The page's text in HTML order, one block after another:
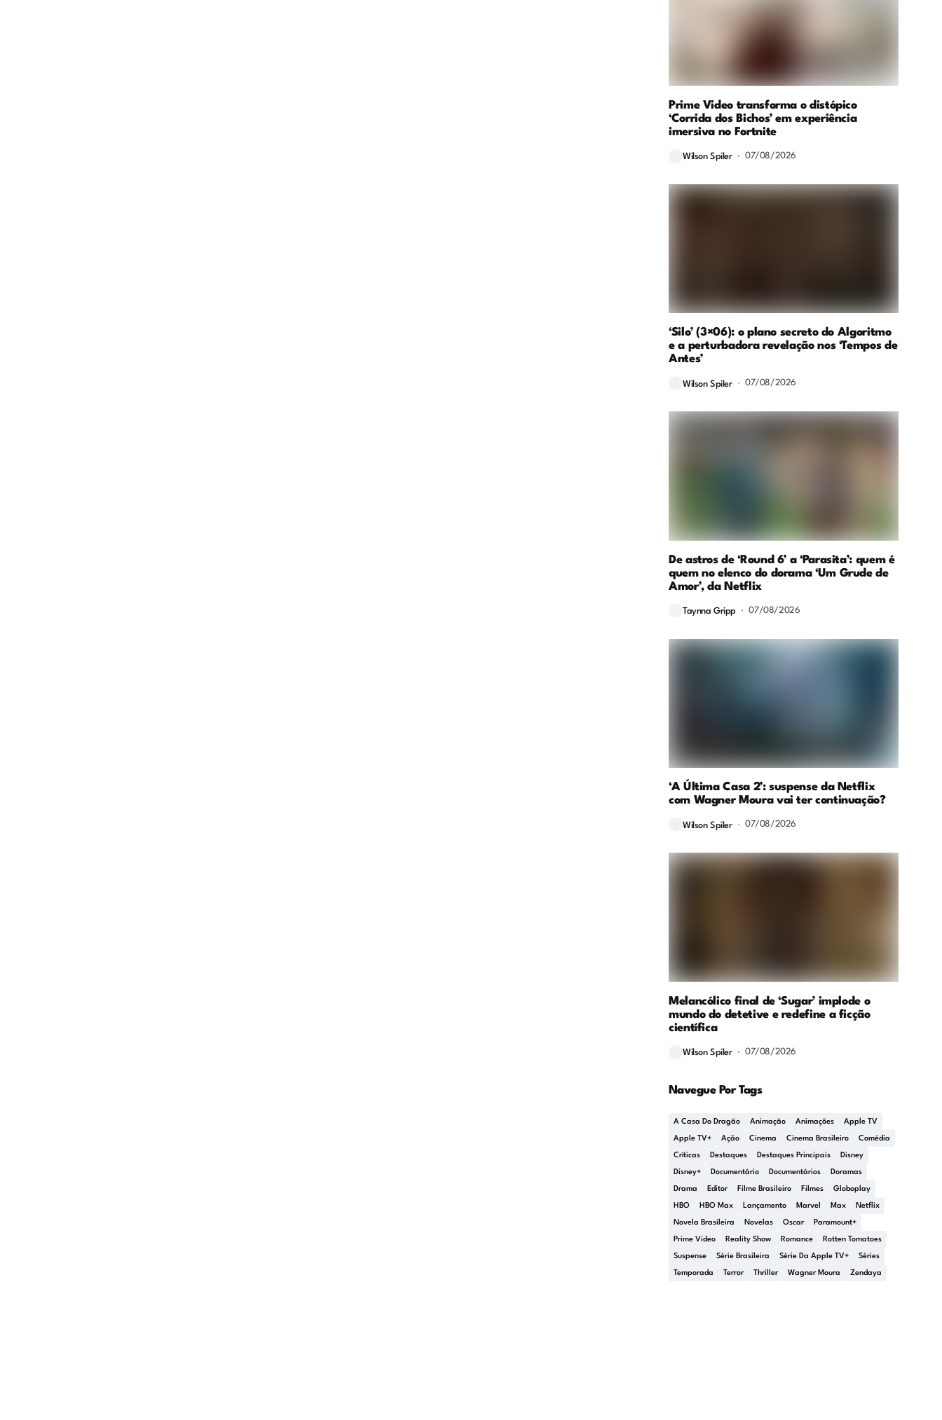
Prime Video transforma o distópico
‘Corrida dos Bichos’ em experiência
imersiva no Fortnite
Wilson Spiler 07/08/2026
‘Silo’ (3×06): o plano secreto do Algoritmo
e a perturbadora revelação nos ‘Tempos de
Antes’
Wilson Spiler 07/08/2026
De astros de ‘Round 6’ a ‘Parasita’: quem é
quem no elenco do dorama ‘Um Grude de
Amor’, da Netflix
Taynna Gripp 07/08/2026
‘A Última Casa 2’: suspense da Netflix
com Wagner Moura vai ter continuação?
Wilson Spiler 07/08/2026
Melancólico final de ‘Sugar’ implode o
mundo do detetive e redefine a ficção
científica
Wilson Spiler 07/08/2026
Navegue Por Tags
A Casa Do Dragão Animação Animações Apple TV
Apple TV+ Ação Cinema Cinema Brasileiro Comédia
Críticas Destaques Destaques Principais Disney
Disney+ Documentário Documentários Doramas
Drama Editor Filme Brasileiro Filmes Globoplay
HBO HBO Max Lançamento Marvel Max Netflix
Novela Brasileira Novelas Oscar Paramount+
Prime Video Reality Show Romance Rotten Tomatoes
Suspense Série Brasileira Série Da Apple TV+ Séries
Temporada Terror Thriller Wagner Moura Zendaya